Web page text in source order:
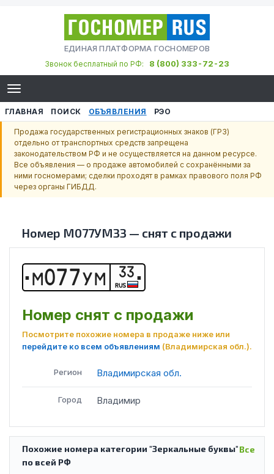
ЕДИНАЯ ПЛАТФОРМА ГОСНОМЕРОВ
Звонок бесплатный по РФ:
8 (800) 333-72-23
ГЛАВНАЯ ПОИСК ОБЪЯВЛЕНИЯ РЭО
Продажа государственных регистрационных знаков (ГРЗ)
отдельно от транспортных средств запрещена
законодательством РФ и не осуществляется на данном ресурсе.
Все объявления — о продаже автомобилей с сохранёнными за
ними госномерами; сделки проходят в рамках правового поля РФ
через органы ГИБДД.
Номер М077УМ33 — снят с продажи
М077УМ 33
RUS
Номер снят с продажи
Посмотрите похожие номера в продаже ниже или
перейдите ко всем объявлениям (Владимирская обл.).
Регион Владимирская обл.
Город Владимир
Все
Похожие номера категории "Зеркальные буквы"
по всей РФ